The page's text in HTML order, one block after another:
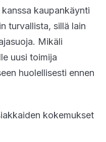
kaupankäynti
turvallista, sillä lain
Mikäli
uusi toimija
huolellisesti ennen
kokemukset